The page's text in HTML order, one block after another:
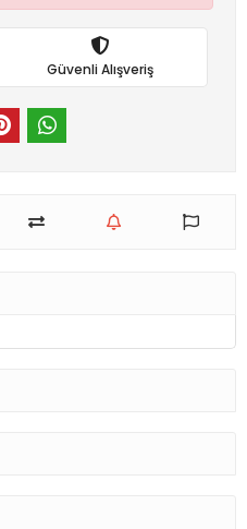
Güvenli Alışveriş